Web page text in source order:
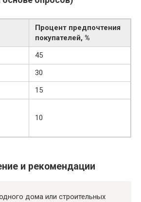
Процент предпочтения
покупателей, %
45
30
15
10
и рекомендации
дома или строительных